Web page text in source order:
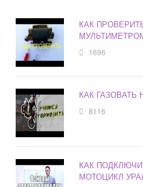
КАК
1696
КАК ГАЗОВАТЬ
8116
КАК
МОТОЦИКЛ